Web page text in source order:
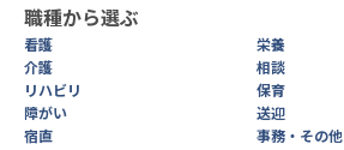
職種から選ぶ
看護
栄養
介護
相談
リハビリ
保育
障がい
送迎
宿直
事務・その他